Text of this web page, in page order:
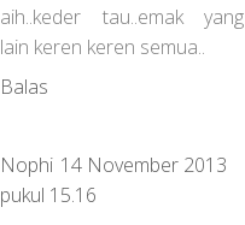
aih..keder tau..emak yang
lain keren keren semua..
Balas
Nophi 14 November 2013
pukul 15.16